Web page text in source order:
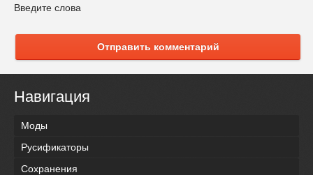
Введите слова
Отправить комментарий
Навигация
Моды
Русификаторы
Сохранения